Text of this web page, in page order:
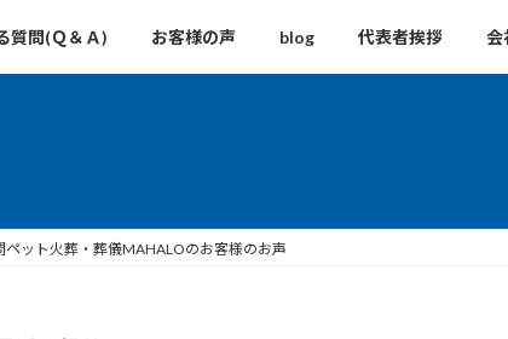
質問(Ｑ＆Ａ) お客様の声 blog 代表者挨拶 会
ット火葬・葬儀MAHALOのお客様のお声